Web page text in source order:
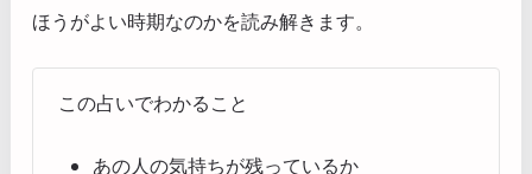
ほうがよい時期なのかを読み解きます。
この占いでわかること
あの人の気持ちが残っているか